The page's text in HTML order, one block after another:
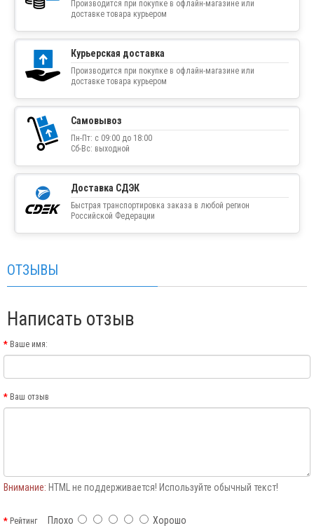
Производится при покупке в офлайн-магазине или
доставке товара курьером
Курьерская доставка
Производится при покупке в офлайн-магазине или
доставке товара курьером
Самовывоз
Пн-Пт: с 09:00 до 18:00
Сб-Вс: выходной
Доставка СДЭК
Быстрая транспортировка заказа в любой регион
Российской Федерации
ОТЗЫВЫ
Написать отзыв
Ваше имя:
Ваш отзыв
Внимание: HTML не поддерживается! Используйте обычный текст!
РейтингПлохо Хорошо